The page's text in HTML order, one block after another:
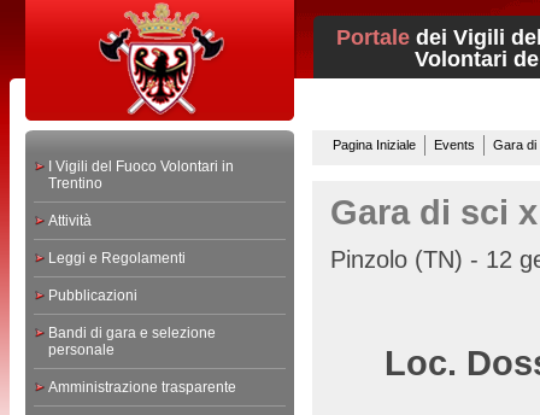
Portale dei Vigili
Volontari del
I Vigili del Fuoco Volontari in
Trentino
Attività
Leggi e Regolamenti
Pubblicazioni
Bandi di gara e selezione
personale
Amministrazione trasparente
Pagina Iniziale Events Gara di
Gara di sci
Pinzolo (TN) - 12
Loc.